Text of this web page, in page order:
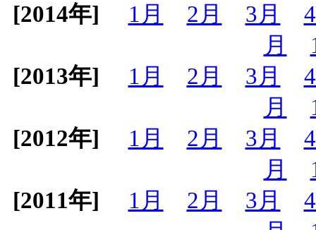
[2014年]
1月 2月 3月
月
[2013年]
1月 2月 3月
月
[2012年]
1月 2月 3月
月
[2011年]
1月 2月 3月